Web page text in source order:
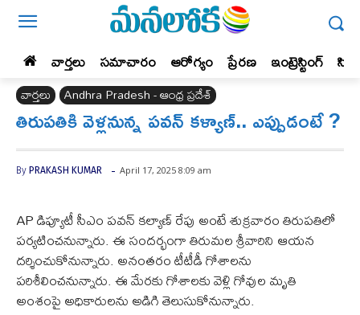
వార్తలు సమాచారం ఆరోగ్యం ప్రేర‌ణ‌ ఇంట్రెస్టింగ్‌
వార్తలు Andhra Pradesh - ఆంధ్ర ప్రదేశ్‌
తిరుపతికి వెళ్లనున్న పవన్ కళ్యాణ్.. ఎప్పుడంటే ?
By PRAKASH KUMAR - April 17, 2025 8:09 am
AP డిప్యూటీ సీఎం పవన్ కల్యాణ్ రేపు అంటే శుక్రవారం తిరుపతిలో
పర్యటించనున్నారు. ఈ సందర్భంగా తిరుమల శ్రీవారిని ఆయన
దర్శించుకోనున్నారు. అనంతరం టీటీడీ గోశాలను
పరిశీలించనున్నారు. ఈ మేరకు గోశాలకు వెళ్లి గోవుల మృతి
అంశంపై అధికారులను అడిగి తెలుసుకోనున్నారు.